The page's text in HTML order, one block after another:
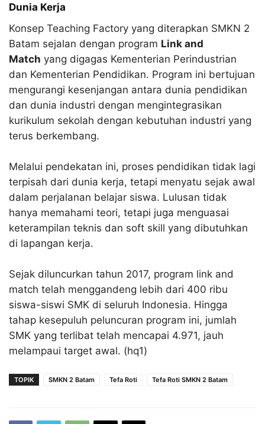
Dunia Kerja
Konsep Teaching Factory yang diterapkan SMKN 2
Batam sejalan dengan program Link and
Match yang digagas Kementerian Perindustrian
dan Kementerian Pendidikan. Program ini bertujuan
mengurangi kesenjangan antara dunia pendidikan
dan dunia industri dengan mengintegrasikan
kurikulum sekolah dengan kebutuhan industri yang
terus berkembang.​
Melalui pendekatan ini, proses pendidikan tidak lagi
terpisah dari dunia kerja, tetapi menyatu sejak awal
dalam perjalanan belajar siswa. Lulusan tidak
hanya memahami teori, tetapi juga menguasai
keterampilan teknis dan soft skill yang dibutuhkan
di lapangan kerja.​
Sejak diluncurkan tahun 2017, program link and
match telah menggandeng lebih dari 400 ribu
siswa-siswi SMK di seluruh Indonesia. Hingga
tahap kesepuluh peluncuran program ini, jumlah
SMK yang terlibat telah mencapai 4.971, jauh
melampaui target awal.​ (hq1)
TOPIK SMKN 2 Batam Tefa Roti Tefa Roti SMKN 2 Batam